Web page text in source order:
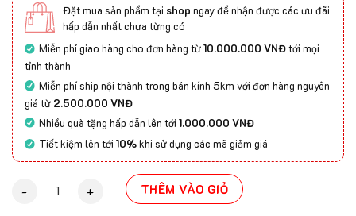
Đặt mua sản phẩm tại shop ngay để nhận được các ưu đãi
hấp dẫn nhất chưa từng có
Miễn phí giao hàng cho đơn hàng từ10.000.000 VNĐtới mọi
tỉnh thành
Miễn phí ship nội thành trong bán kính 5km với đơn hàng nguyên
giá từ 2.500.000 VNĐ
Nhiều quà tặng hấp dẫn lên tới1.000.000 VNĐ
Tiết kiệm lên tới10%khi sử dụng các mã giảm giá
Thảm cổ điển SIVAS -1200- 2414 quantity
THÊM VÀO GIỎ